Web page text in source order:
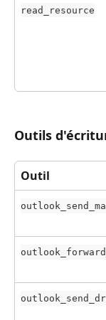
read_resource
Outils
Outil